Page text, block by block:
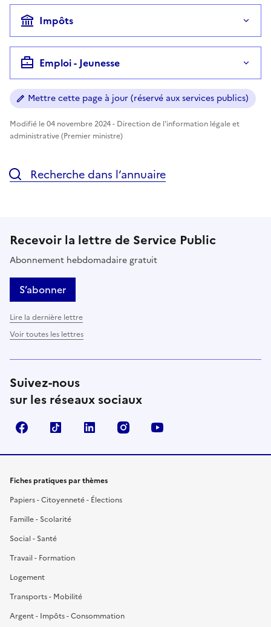
Impôts
Emploi - Jeunesse
Mettre cette page à jour (réservé aux services publics)
Modifié le 04 novembre 2024 - Direction de l'information légale et
administrative (Premier ministre)
Recherche dans l’annuaire
Recevoir la lettre de Service Public
Abonnement hebdomadaire gratuit
S’abonner
Lire la dernière lettre
Voir toutes les lettres
Suivez-nous
sur les réseaux sociaux
FacebookTikTok LinkedIn Instagram
Fiches pratiques par thèmes
Papiers - Citoyenneté - Élections
Famille - Scolarité
Social - Santé
Travail - Formation
Logement
Transports - Mobilité
Argent - Impôts - Consommation